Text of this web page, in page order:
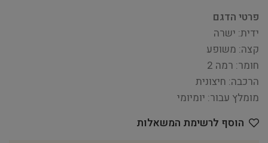
פרטי הדגם
ידית: ישרה
קצה: משופע
חומר: רמה 2
הרכבה: חיצונית
מומלץ עבור: יומיומי
הוסף לרשימת המשאלות